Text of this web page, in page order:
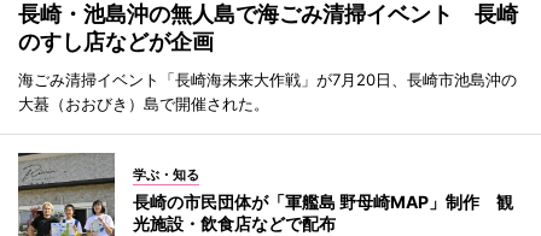
長崎・池島沖の無人島で海ごみ清掃イベント 長崎
のすし店などが企画
海ごみ清掃イベント「長崎海未来大作戦」が7月20日、長崎市池島沖の
大蟇（おおびき）島で開催された。
学ぶ・知る
長崎の市民団体が「軍艦島 野母崎MAP」制作 観
光施設・飲食店などで配布